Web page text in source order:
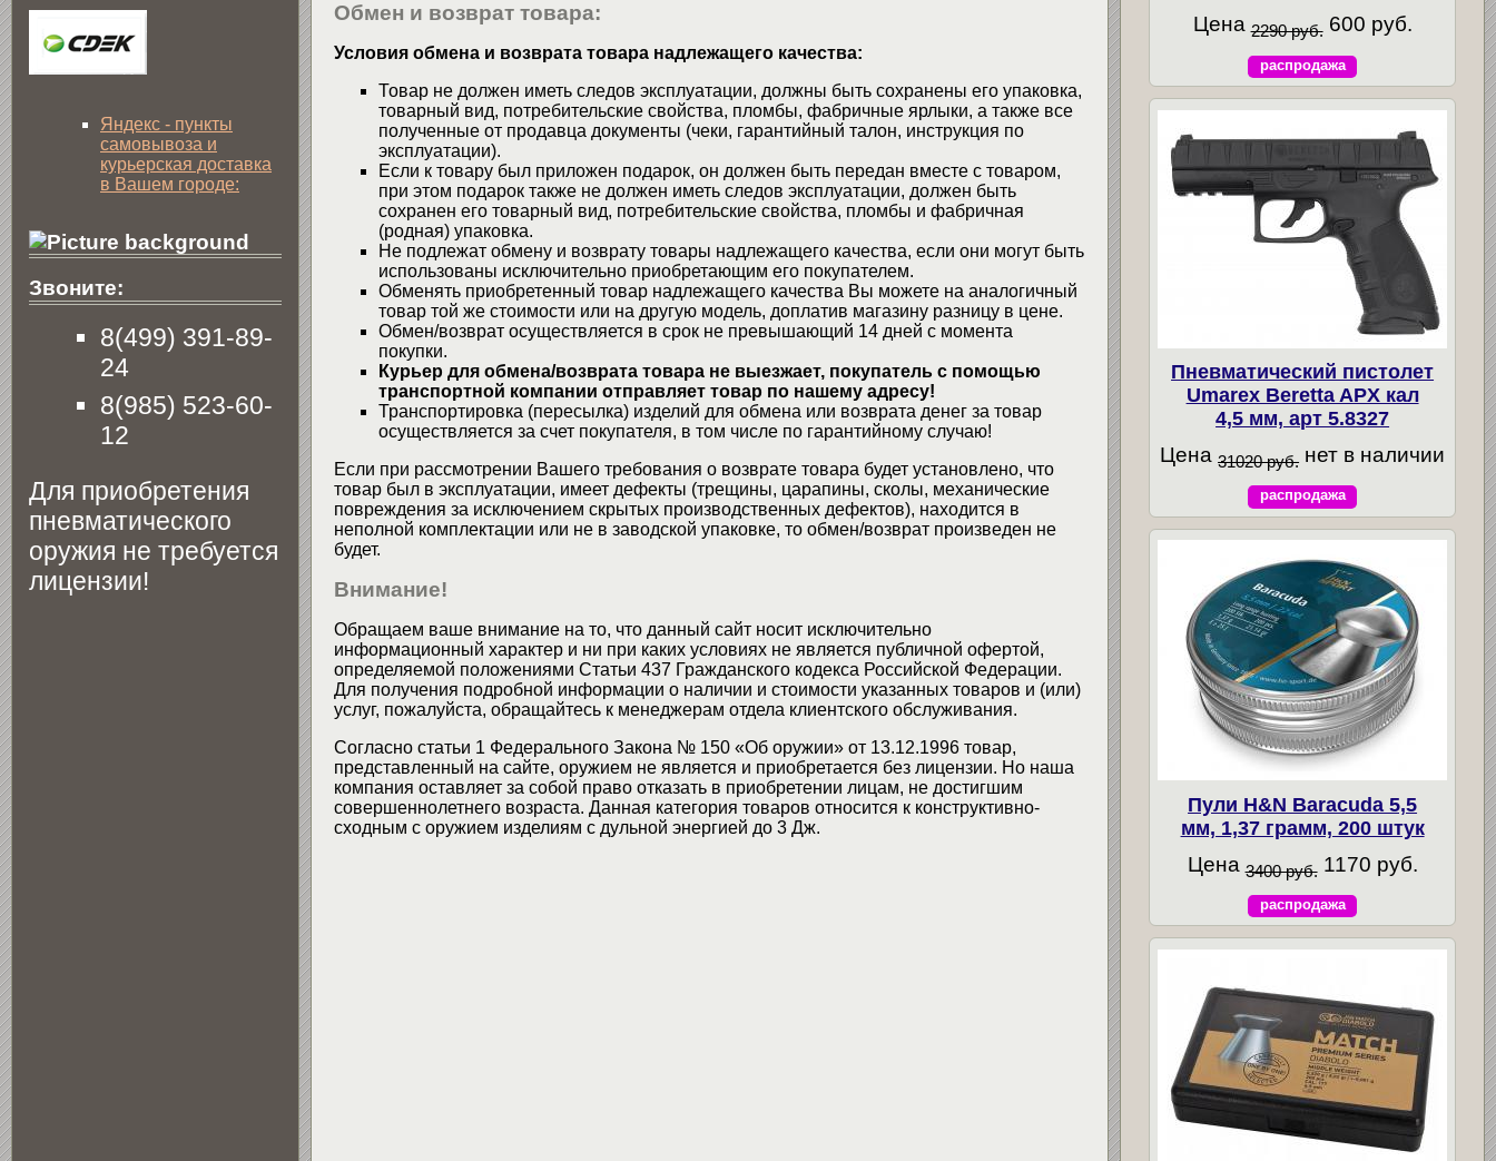
Обмен и возврат товара:
Условия обмена и возврата товара надлежащего качества:
Товар не должен иметь следов эксплуатации, должны быть сохранены его упаковка,
товарный вид, потребительские свойства, пломбы, фабричные ярлыки, а также все
полученные от продавца документы (чеки, гарантийный талон, инструкция по
эксплуатации).
Если к товару был приложен подарок, он должен быть передан вместе с товаром,
при этом подарок также не должен иметь следов эксплуатации, должен быть
сохранен его товарный вид, потребительские свойства, пломбы и фабричная
(родная) упаковка.
Не подлежат обмену и возврату товары надлежащего качества, если они могут быть
использованы исключительно приобретающим его покупателем.
Обменять приобретенный товар надлежащего качества Вы можете на аналогичный
товар той же стоимости или на другую модель, доплатив магазину разницу в цене.
Обмен/возврат осуществляется в срок не превышающий 14 дней с момента
покупки.
Курьер для обмена/возврата товара не выезжает, покупатель с помощью
транспортной компании отправляет товар по нашему адресу!
Транспортировка (пересылка) изделий для обмена или возврата денег за товар
осуществляется за счет покупателя, в том числе по гарантийному случаю!
Если при рассмотрении Вашего требования о возврате товара будет установлено, что
товар был в эксплуатации, имеет дефекты (трещины, царапины, сколы, механические
повреждения за исключением скрытых производственных дефектов), находится в
неполной комплектации или не в заводской упаковке, то обмен/возврат произведен не
будет.
Внимание!
Обращаем ваше внимание на то, что данный сайт носит исключительно
информационный характер и ни при каких условиях не является публичной офертой,
определяемой положениями Статьи 437 Гражданского кодекса Российской Федерации.
Для получения подробной информации о наличии и стоимости указанных товаров и (или)
услуг, пожалуйста, обращайтесь к менеджерам отдела клиентского обслуживания.
Согласно статьи 1 Федерального Закона № 150 «Об оружии» от 13.12.1996 товар,
представленный на сайте, оружием не является и приобретается без лицензии. Но наша
компания оставляет за собой право отказать в приобретении лицам, не достигшим
совершеннолетнего возраста. Данная категория товаров относится к конструктивно-
сходным с оружием изделиям с дульной энергией до 3 Дж.
Яндекс - пункты
самовывоза и
курьерская доставка
в Вашем городе:
Звоните:
8(499) 391-89-
24
8(985) 523-60-
12
Для приобретения
пневматического
оружия не требуется
лицензии!
Цена 2290 руб. 600 руб.
распродажа
Пневматический пистолет
Umarex Beretta APX кал
4,5 мм, арт 5.8327
Цена31020 руб. нет в наличии
распродажа
Пули H&N Baracuda 5,5
мм, 1,37 грамм, 200 штук
Цена 3400 руб. 1170 руб.
распродажа